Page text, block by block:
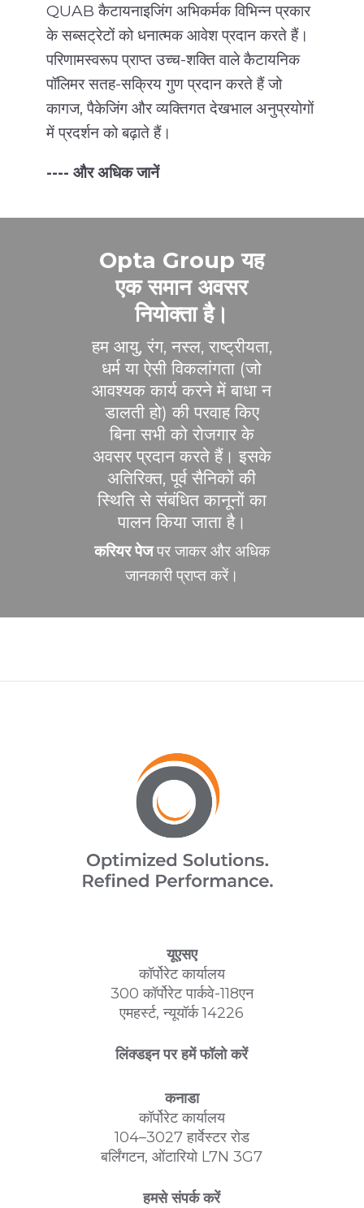
QUAB कैटायनाइजिंग अभिकर्मक विभिन्न प्रकार
के सब्सट्रेटों को धनात्मक आवेश प्रदान करते हैं।
परिणामस्वरूप प्राप्त उच्च-शक्ति वाले कैटायनिक
पॉलिमर सतह-सक्रिय गुण प्रदान करते हैं जो
कागज, पैकेजिंग और व्यक्तिगत देखभाल अनुप्रयोगों
में प्रदर्शन को बढ़ाते हैं।
---- और अधिक जानें
Opta Group यह
एक समान अवसर
नियोक्ता है।
हम आयु, रंग, नस्ल, राष्ट्रीयता,
धर्म या ऐसी विकलांगता (जो
आवश्यक कार्य करने में बाधा न
डालती हो) की परवाह किए
बिना सभी को रोजगार के
अवसर प्रदान करते हैं। इसके
अतिरिक्त, पूर्व सैनिकों की
स्थिति से संबंधित कानूनों का
पालन किया जाता है।
करियर पेजपर जाकर और अधिक
जानकारी प्राप्त करें।
यूएसए
कॉर्पोरेट कार्यालय
300 कॉर्पोरेट पार्कवे-118एन
एमहर्स्ट, न्यूयॉर्क 14226
लिंक्डइन पर हमें फॉलो करें
कनाडा
कॉर्पोरेट कार्यालय
104–3027 हार्वेस्टर रोड
बर्लिंगटन, ओंटारियो L7N 3G7
हमसे संपर्क करें